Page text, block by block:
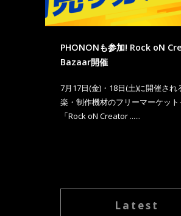
PHONONも参加! Rock oN
Bazaar開催
7月17日(金)・18日(土)に開催され
楽・制作機材のフリーマーケット
「Rock oN Creator ......
Latest